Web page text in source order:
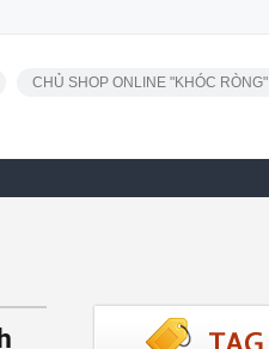
CHỦ SHOP ONLINE "KHÓC RÒNG"